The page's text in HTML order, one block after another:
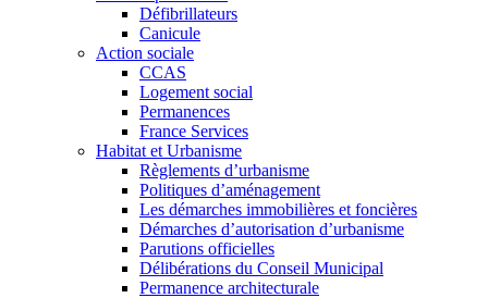
Défibrillateurs
Canicule
Action sociale
CCAS
Logement social
Permanences
France Services
Habitat et Urbanisme
Règlements d’urbanisme
Politiques d’aménagement
Les démarches immobilières et foncières
Démarches d’autorisation d’urbanisme
Parutions officielles
Délibérations du Conseil Municipal
Permanence architecturale